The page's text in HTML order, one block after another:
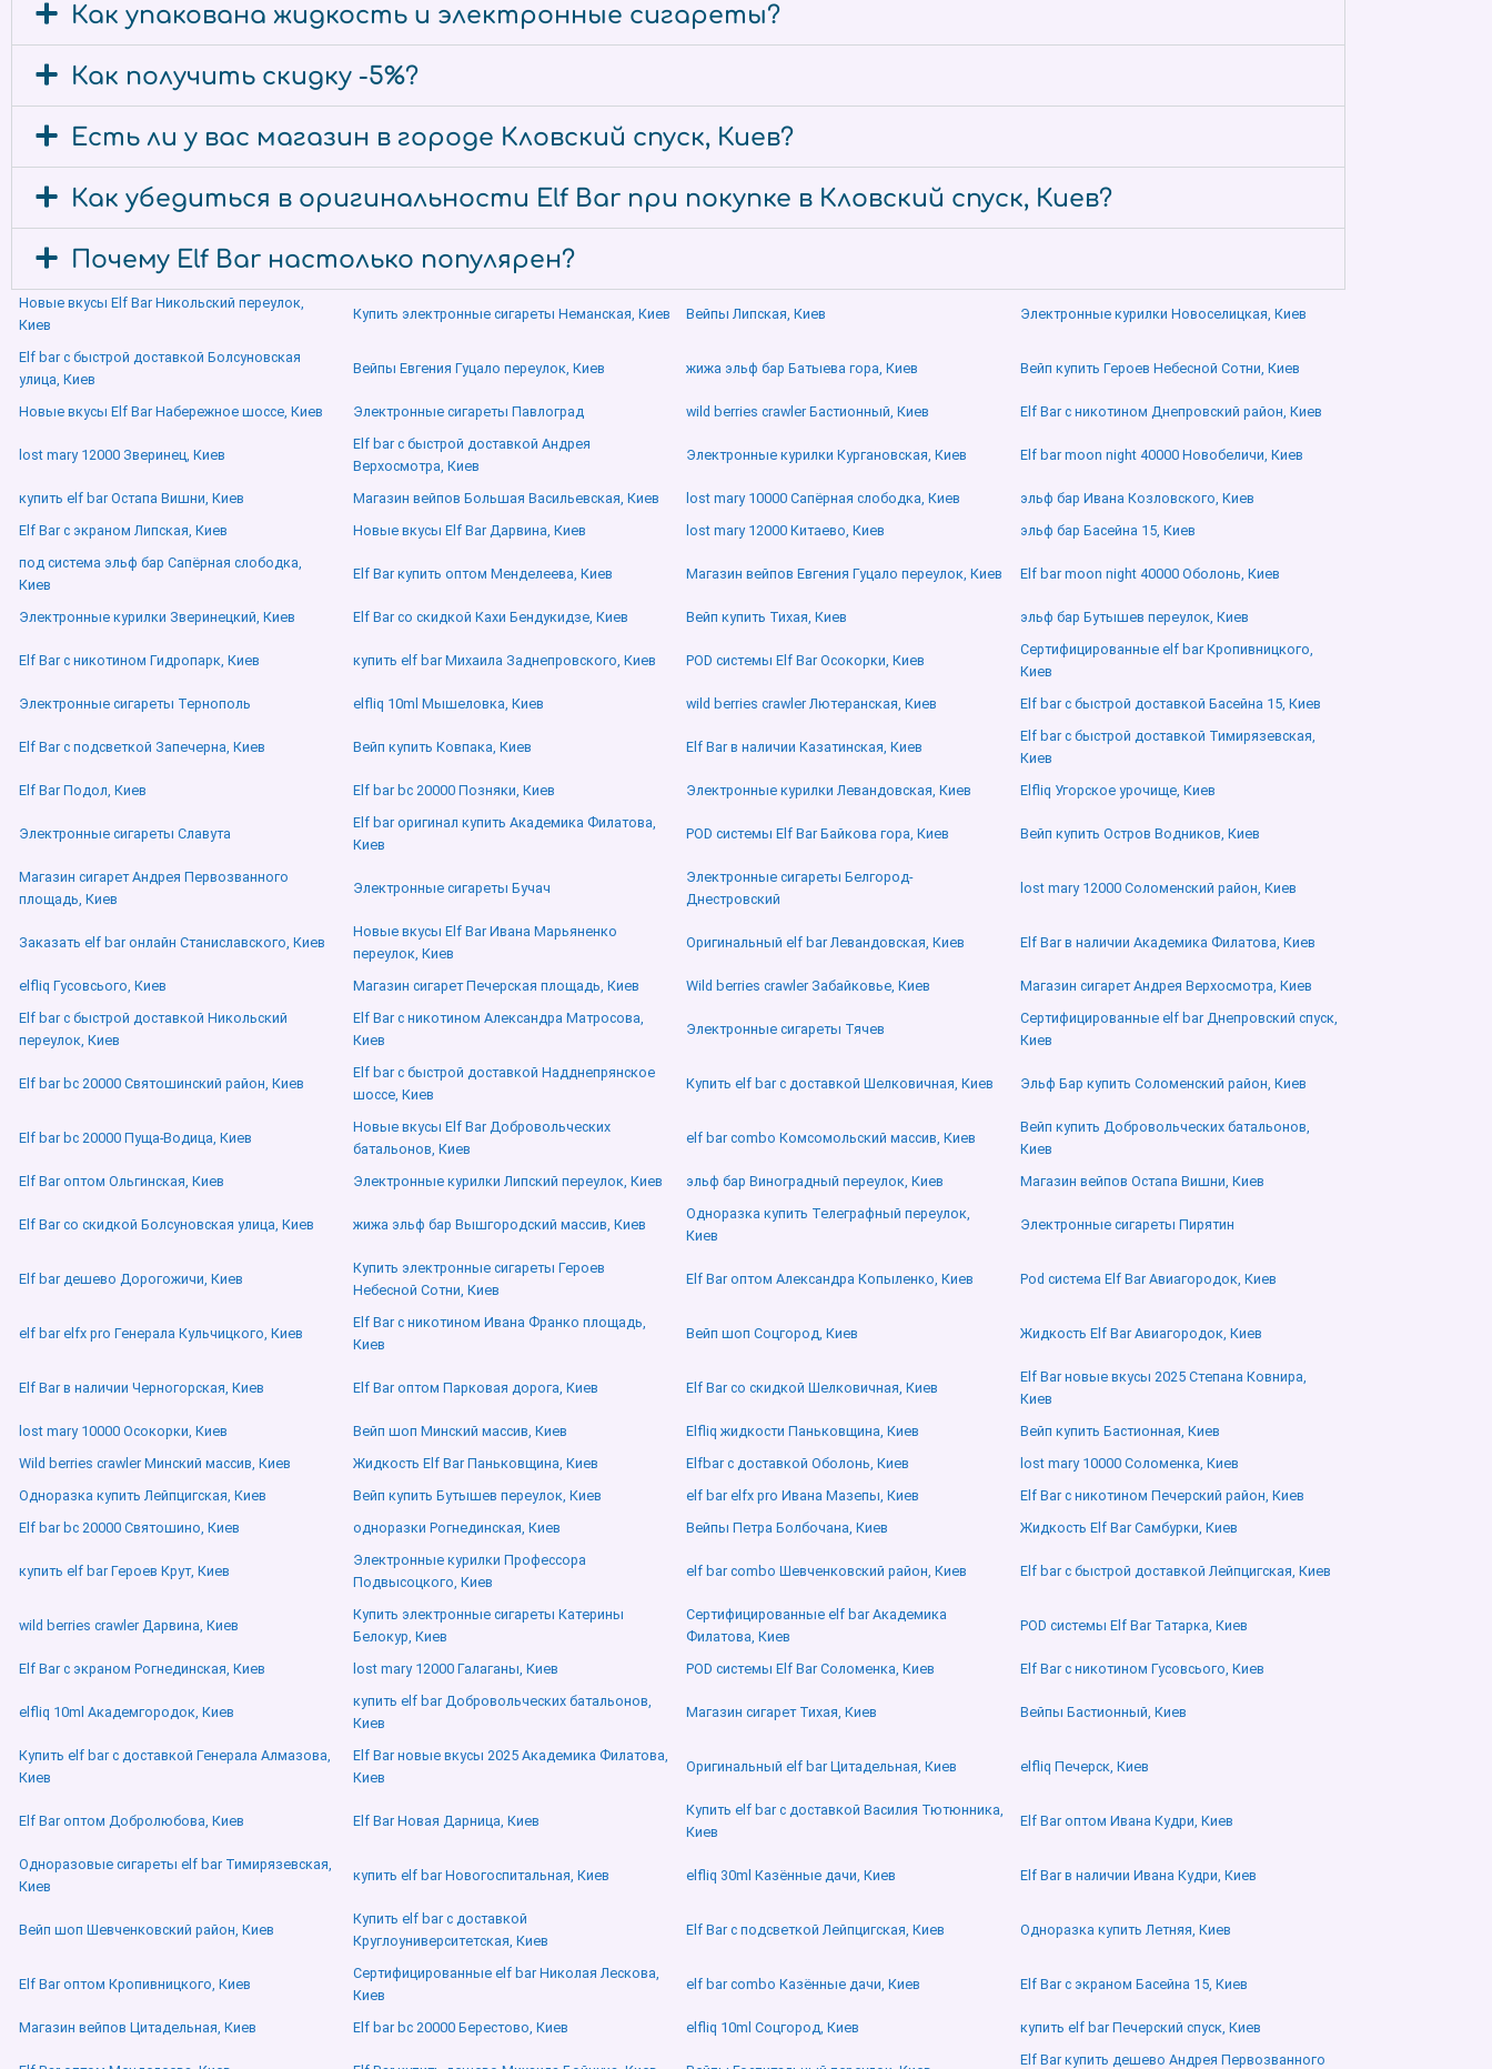
Как упакована жидкость и электронные сигареты?
Как получить скидку -5%?
Есть ли у вас магазин в городе Кловский спуск, Киев?
Как убедиться в оригинальности Elf Bar при покупке в Кловский спуск, Киев?
Почему Elf Bar настолько популярен?
Новые вкусы Elf Bar Никольский переулок,
Киев
Купить электронные сигареты Неманская, Киев Вейпы Липская, Киев Электронные курилки Новоселицкая, Киев
Elf bar с быстрой доставкой Болсуновская
улица, Киев
Вейпы Евгения Гуцало переулок, Киев жижа эльф бар Батыева гора, Киев Вейп купить Героев Небесной Сотни, Киев
Новые вкусы Elf Bar Набережное шоссе, Киев Электронные сигареты Павлоград wild berries crawler Бастионный, Киев Elf Bar с никотином Днепровский район, Киев
lost mary 12000 Зверинец, Киев
Elf bar с быстрой доставкой Андрея
Верхосмотра, Киев
Электронные курилки Кургановская, Киев Elf bar moon night 40000 Новобеличи, Киев
купить elf bar Остапа Вишни, Киев Магазин вейпов Большая Васильевская, Киев lost mary 10000 Сапёрная слободка, Киев
эльф бар Ивана Козловского, Киев
Elf Bar с экраном Липская, Киев
Новые вкусы Elf Bar Дарвина, Киев lost mary 12000 Китаево, Киев
эльф бар Басейна 15, Киев
под система эльф бар Сапёрная слободка,
Киев
Elf Bar купить оптом Менделеева, Киев Магазин вейпов Евгения Гуцало переулок, Киев Elf bar moon night 40000 Оболонь, Киев
Электронные курилки Зверинецкий, Киев Elf Bar со скидкой Кахи Бендукидзе, Киев Вейп купить Тихая, Киев эльф бар Бутышев переулок, Киев
Elf Bar с никотином Гидропарк, Киев купить elf bar Михаила Заднепровского, Киев POD системы Elf Bar Осокорки, Киев
Сертифицированные elf bar Кропивницкого,
Киев
Электронные сигареты Тернополь
elfliq 10ml Мышеловка, Киев wild berries crawler Лютеранская, Киев Elf bar с быстрой доставкой Басейна 15, Киев
Elf Bar с подсветкой Запечерна, Киев Вейп купить Ковпака, Киев Elf Bar в наличии Казатинская, Киев
Elf bar с быстрой доставкой Тимирязевская,
Киев
Elf Bar Подол, Киев
Elf bar bc 20000 Позняки, Киев Электронные курилки Левандовская, Киев Elfliq Угорское урочище, Киев
Электронные сигареты Славута
Elf bar оригинал купить Академика Филатова,
Киев
POD системы Elf Bar Байкова гора, Киев Вейп купить Остров Водников, Киев
Магазин сигарет Андрея Первозванного
площадь, Киев
Электронные сигареты Бучач
Электронные сигареты Белгород-
Днестровский
lost mary 12000 Соломенский район, Киев
Заказать elf bar онлайн Станиславского, Киев
Новые вкусы Elf Bar Ивана Марьяненко
переулок, Киев
Оригинальный elf bar Левандовская, Киев Elf Bar в наличии Академика Филатова, Киев
elfliq Гусовсього, Киев Магазин сигарет Печерская площадь, Киев Wild berries crawler Забайковье, Киев
Магазин сигарет Андрея Верхосмотра, Киев
Elf bar с быстрой доставкой Никольский
переулок, Киев
Elf Bar с никотином Александра Матросова,
Киев
Электронные сигареты Тячев
Сертифицированные elf bar Днепровский спуск,
Киев
Elf bar bc 20000 Святошинский район, Киев
Elf bar с быстрой доставкой Надднепрянское
шоссе, Киев
Купить elf bar с доставкой Шелковичная, Киев Эльф Бар купить Соломенский район, Киев
Elf bar bc 20000 Пуща-Водица, Киев
Новые вкусы Elf Bar Добровольческих
батальонов, Киев
elf bar combo Комсомольский массив, Киев
Вейп купить Добровольческих батальонов,
Киев
Elf Bar оптом Ольгинская, Киев
Электронные курилки Липский переулок, Киев эльф бар Виноградный переулок, Киев Магазин вейпов Остапа Вишни, Киев
Elf Bar со скидкой Болсуновская улица, Киев жижа эльф бар Вышгородский массив, Киев
Одноразка купить Телеграфный переулок,
Киев
Электронные сигареты Пирятин
Elf bar дешево Дорогожичи, Киев
Купить электронные сигареты Героев
Небесной Сотни, Киев
Elf Bar оптом Александра Копыленко, Киев Pod система Elf Bar Авиагородок, Киев
elf bar elfx pro Генерала Кульчицкого, Киев
Elf Bar с никотином Ивана Франко площадь,
Киев
Вейп шоп Соцгород, Киев Жидкость Elf Bar Авиагородок, Киев
Elf Bar в наличии Черногорская, Киев Elf Bar оптом Парковая дорога, Киев Elf Bar со скидкой Шелковичная, Киев
Elf Bar новые вкусы 2025 Степана Ковнира,
Киев
lost mary 10000 Осокорки, Киев
Вейп шоп Минский массив, Киев Elfliq жидкости Паньковщина, Киев
Вейп купить Бастионная, Киев
Wild berries crawler Минский массив, Киев
Жидкость Elf Bar Паньковщина, Киев Elfbar с доставкой Оболонь, Киев
lost mary 10000 Соломенка, Киев
Одноразка купить Лейпцигская, Киев
Вейп купить Бутышев переулок, Киев elf bar elfx pro Ивана Мазепы, Киев
Elf Bar с никотином Печерский район, Киев
Elf bar bc 20000 Святошино, Киев
одноразки Рогнединская, Киев Вейпы Петра Болбочана, Киев Жидкость Elf Bar Самбурки, Киев
купить elf bar Героев Крут, Киев
Электронные курилки Профессора
Подвысоцкого, Киев
elf bar combo Шевченковский район, Киев Elf bar с быстрой доставкой Лейпцигская, Киев
wild berries crawler Дарвина, Киев
Купить электронные сигареты Катерины
Белокур, Киев
Сертифицированные elf bar Академика
Филатова, Киев
POD системы Elf Bar Татарка, Киев
Elf Bar с экраном Рогнединская, Киев lost mary 12000 Галаганы, Киев POD системы Elf Bar Соломенка, Киев Elf Bar с никотином Гусовсього, Киев
elfliq 10ml Академгородок, Киев
купить elf bar Добровольческих батальонов,
Киев
Магазин сигарет Тихая, Киев Вейпы Бастионный, Киев
Купить elf bar с доставкой Генерала Алмазова,
Киев
Elf Bar новые вкусы 2025 Академика Филатова,
Киев
Оригинальный elf bar Цитадельная, Киев elfliq Печерск, Киев
Elf Bar оптом Добролюбова, Киев Elf Bar Новая Дарница, Киев
Купить elf bar с доставкой Василия Тютюнника,
Киев
Elf Bar оптом Ивана Кудри, Киев
Одноразовые сигареты elf bar Тимирязевская,
Киев
купить elf bar Новогоспитальная, Киев elfliq 30ml Казённые дачи, Киев Elf Bar в наличии Ивана Кудри, Киев
Вейп шоп Шевченковский район, Киев
Купить elf bar с доставкой
Круглоуниверситетская, Киев
Elf Bar с подсветкой Лейпцигская, Киев Одноразка купить Летняя, Киев
Elf Bar оптом Кропивницкого, Киев
Сертифицированные elf bar Николая Лескова,
Киев
elf bar combo Казённые дачи, Киев Elf Bar с экраном Басейна 15, Киев
Магазин вейпов Цитадельная, Киев Elf bar bc 20000 Берестово, Киев elfliq 10ml Соцгород, Киев купить elf bar Печерский спуск, Киев
Elf Bar купить дешево Андрея Первозванного